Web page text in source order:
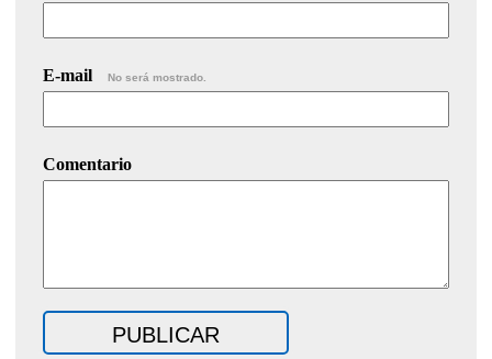
E-mail No será mostrado.
Comentario